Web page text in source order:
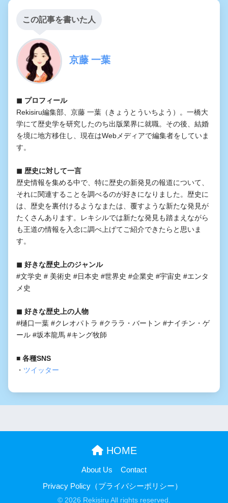
この記事を書いた人
京藤 一葉
◼︎ プロフィール
Rekisiru編集部、京藤 一葉（きょうとういちよう）。一橋大
学にて歴史学を研究したのち出版業界に就職。その後、結婚
を境に地方移住し、現在はWebメディアで編集者をしていま
す。
◼︎ 歴史に対して一言
歴史情報を集める中で、特に歴史の新発見の報道について、
それに関連することを調べるのが好きになりました。歴史に
は、歴史を裏付けるようなまたは、覆すような新たな発見が
たくさんあります。レキシルでは新たな発見も踏まえながら
も王道の情報を入念に調べ上げてご紹介できたらと思いま
す。
◼︎ 好きな歴史上のジャンル
#文学史 # 美術史 #日本史 #世界史 #企業史 #宇宙史 #エンタ
メ史
◼︎ 好きな歴史上の人物
#樋口一葉 #クレオパトラ #クララ・バートン #ナイチン・ゲ
ール #坂本龍馬 #キング牧師
■ 各種SNS
・ ツイッター
HOME
About Us Contact
Privacy Policy（プライバシーポリシー）
© 2026 Rekisiru All rights reserved.